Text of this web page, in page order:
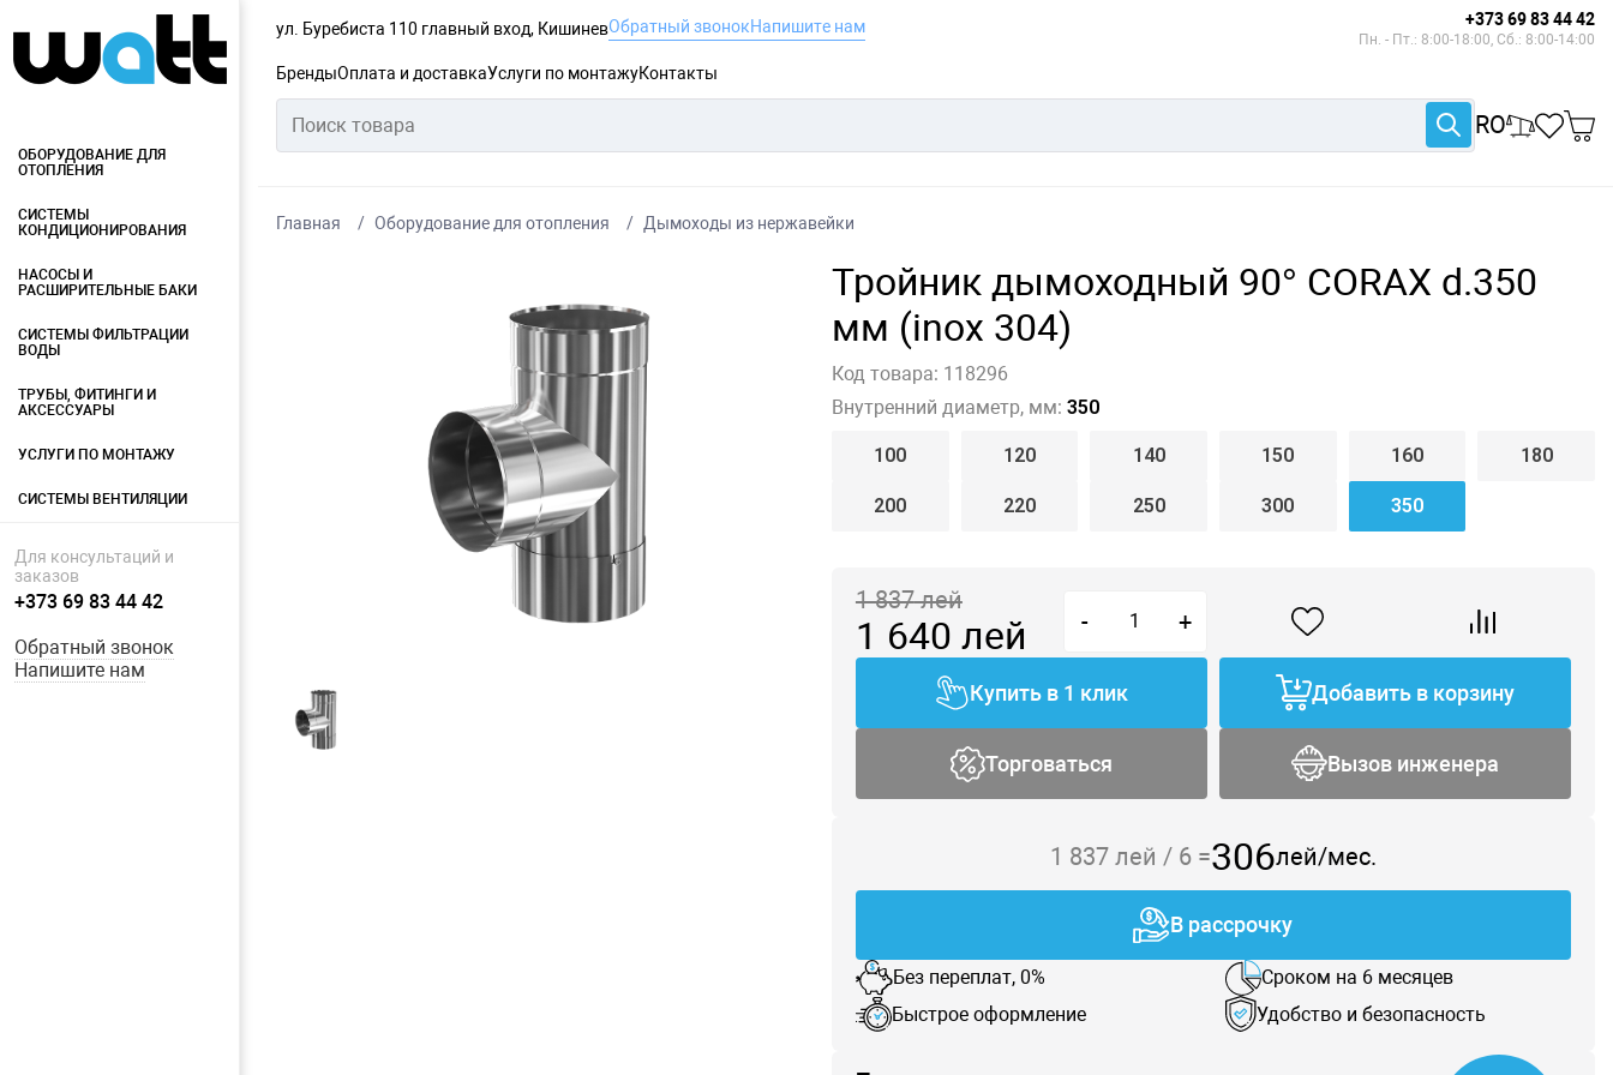
ул. Буребиста 110 главный вход, КишиневОбратный звонокНапишите нам +373 69 83 44 42
Пн. - Пт.: 8:00-18:00, Сб.: 8:00-14:00
БрендыОплата и доставкаУслуги по монтажуКонтакты
RO
ОБОРУДОВАНИЕ ДЛЯ
ОТОПЛЕНИЯ
СИСТЕМЫ
КОНДИЦИОНИРОВАНИЯ
НАСОСЫ И
РАСШИРИТЕЛЬНЫЕ БАКИ
СИСТЕМЫ ФИЛЬТРАЦИИ
ВОДЫ
ТРУБЫ, ФИТИНГИ И
АКСЕССУАРЫ
УСЛУГИ ПО МОНТАЖУ
СИСТЕМЫ ВЕНТИЛЯЦИИ
Для консультаций и
заказов
+373 69 83 44 42
Обратный звонок
Напишите нам
Главная Оборудование для отопления Дымоходы из нержавейки
Тройник дымоходный 90° CORAX d.350
мм (inox 304)
Код товара: 118296
Внутренний диаметр, мм: 350
100 120 140 150 160 180
200 220 250 300 350
1 837лей
1 640 лей - +
Купить в 1 клик Добавить в корзину
Торговаться Вызов инженера
1 837 лей / 6=306лей/мес.
В рассрочку
Без переплат, 0%
Сроком на 6 месяцев
Быстрое оформление
Удобство и безопасность